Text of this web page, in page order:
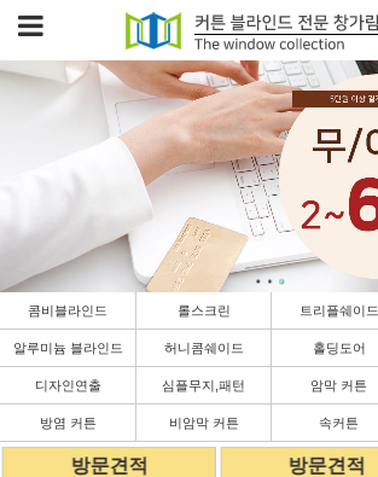
콤비블라인드 롤스크린 트리플쉐이드
알루미늄 블라인드 허니콤쉐이드 홀딩도어
디자인연출 심플무지,패턴 암막 커튼
방염 커튼 비암막 커튼 속커튼
방문견적 방문견적